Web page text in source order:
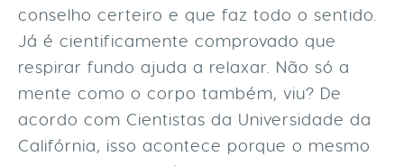
conselho certeiro e que faz todo o sentido.
Já é cientificamente comprovado que
respirar fundo ajuda a relaxar. Não só a
mente como o corpo também, viu? De
acordo com Cientistas da Universidade da
Califórnia, isso acontece porque o mesmo